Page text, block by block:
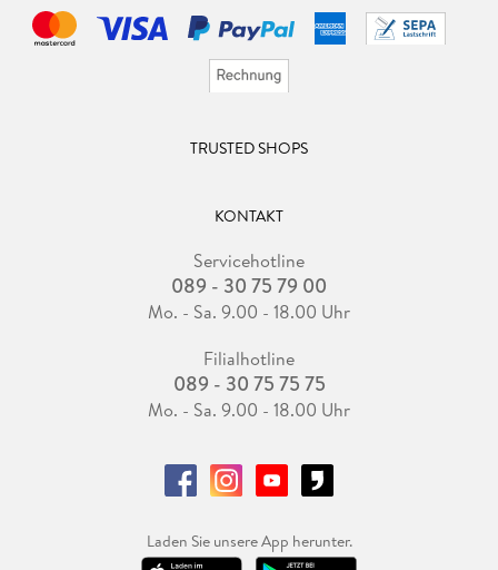
TRUSTED SHOPS
KONTAKT
Servicehotline
089 - 30 75 79 00
Mo. - Sa. 9.00 - 18.00 Uhr
Filialhotline
089 - 30 75 75 75
Mo. - Sa. 9.00 - 18.00 Uhr
Laden Sie unsere App herunter.